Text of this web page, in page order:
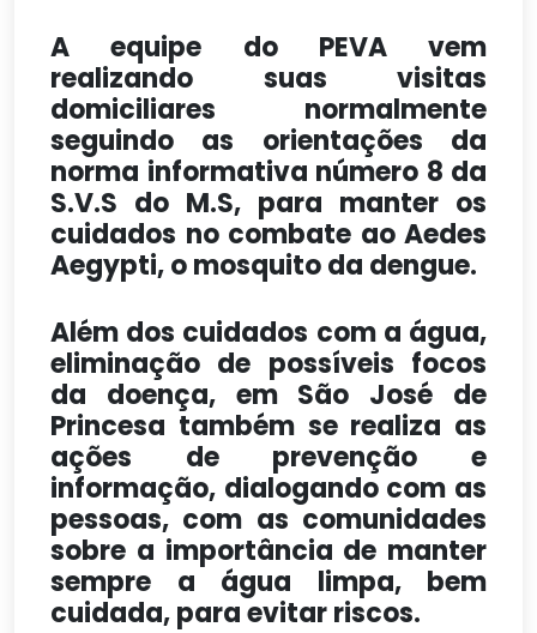
A equipe do PEVA vem
realizando suas visitas
domiciliares normalmente
seguindo as orientações da
norma informativa número 8 da
S.V.S do M.S, para manter os
cuidados no combate ao Aedes
Aegypti, o mosquito da dengue.
Além dos cuidados com a água,
eliminação de possíveis focos
da doença, em São José de
Princesa também se realiza as
ações de prevenção e
informação, dialogando com as
pessoas, com as comunidades
sobre a importância de manter
sempre a água limpa, bem
cuidada, para evitar riscos.